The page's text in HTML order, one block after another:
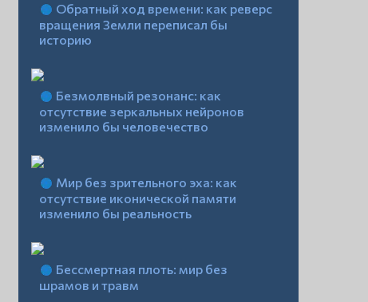
Обратный ход времени: как реверс
вращения Земли переписал бы
историю
Безмолвный резонанс: как
отсутствие зеркальных нейронов
изменило бы человечество
Мир без зрительного эха: как
отсутствие иконической памяти
изменило бы реальность
Бессмертная плоть: мир без
шрамов и травм